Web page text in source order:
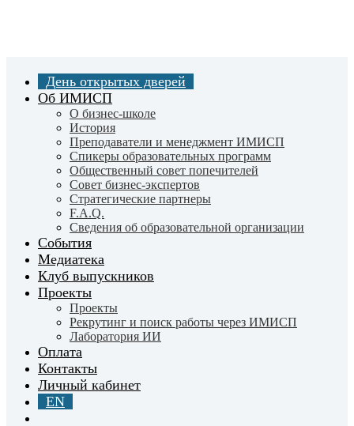
День открытых дверей
Об ИМИСП
О бизнес-школе
История
Преподаватели и менеджмент ИМИСП
Спикеры образовательных программ
Общественный совет попечителей
Совет бизнес-экспертов
Cтратегические партнеры
F.A.Q.
Сведения об образовательной организации
События
Медиатека
Клуб выпускников
Проекты
Проекты
Рекрутинг и поиск работы через ИМИСП
Лаборатория ИИ
Оплата
Контакты
Личный кабинет
EN